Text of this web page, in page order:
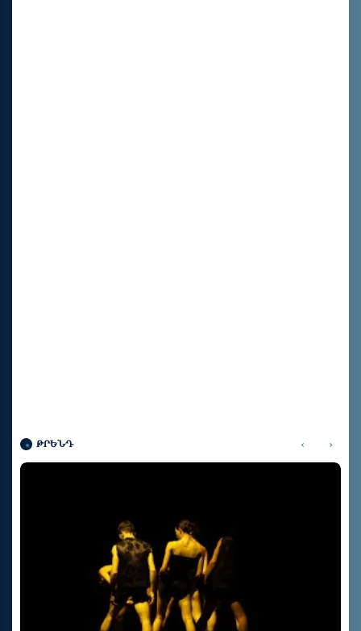
ԹՐԵՆԴ ‹ ›